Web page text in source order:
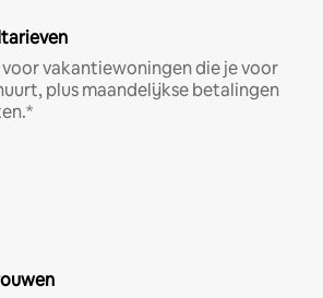
vakantiewoningen die je voor
plus maandelijkse betalingen